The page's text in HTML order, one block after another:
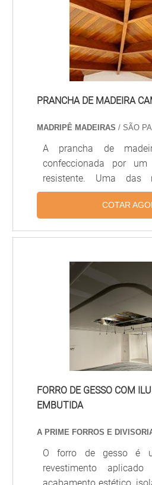
que além do preço
procedência do produto.
preço e outr.
PRANCHA DE MADEIRA
MADRIPÊ MADEIRAS / SÃO
A prancha de
confeccionada por
resistente. Uma das
procuradas para a
o Cambará, que
ambientes internos e
ser pintada ou
comprá-la
Cambará pode ser
diversos comprimentos,
entre 20cm e 40cm,
procuradas são as de
COTAR
FORRO DE GESSO COM
EMBUTIDA
A PRIME FORROS E
O forro de gesso é
revestimento